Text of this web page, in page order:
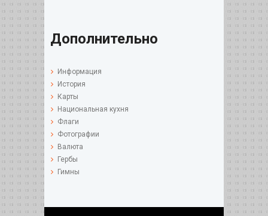
Дополнительно
Информация
История
Карты
Национальная кухня
Флаги
Фотографии
Валюта
Гербы
Гимны